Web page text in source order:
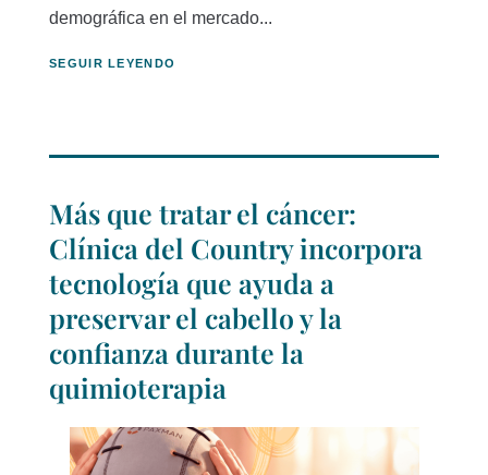
demográfica en el mercado...
SEGUIR LEYENDO
Más que tratar el cáncer:
Clínica del Country incorpora
tecnología que ayuda a
preservar el cabello y la
confianza durante la
quimioterapia